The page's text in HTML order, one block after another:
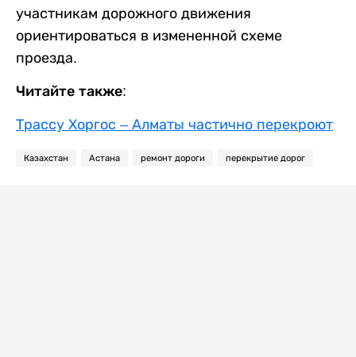
участникам дорожного движения
ориентироваться в измененной схеме
проезда.
Читайте также:
Трассу Хоргос – Алматы частично перекроют
Казахстан Астана ремонт дороги перекрытие дорог